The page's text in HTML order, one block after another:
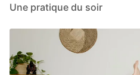
Une pratique du soir